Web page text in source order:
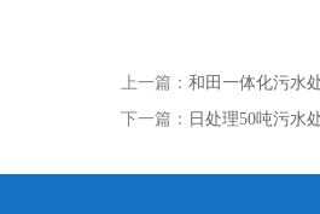
上一篇： 和田一体化污水
下一篇： 日处理50吨污水